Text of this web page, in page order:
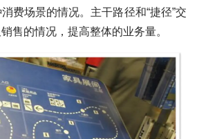
费场景的情况。主干路径和“捷径”交
售的情况，提高整体的业务量。